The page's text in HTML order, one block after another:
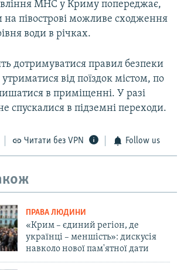
МНС у Криму попереджає,
на півострові можливе сходження
води в річках.
дотримуватися правил безпеки
від поїздок містом, по
в приміщенні. У разі
спускалися в підземні переходи.
Читати без VPN Follow us
ПРАВА ЛЮДИНИ
«Крим – єдиний регіон, де
українці – меншість»: дискусія
навколо нової пам'ятної дати